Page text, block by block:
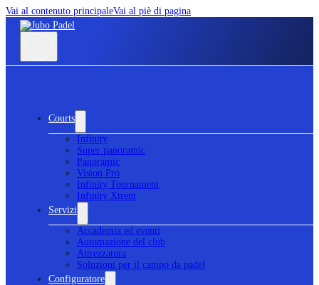
Vai al contenuto principaleVai al piè di pagina
Courts
Infinity
Super panoramic
Panoramic
Vision Pro
Infinity Tournament
Infinity Xtrem
Servizi
Accademia ed eventi
Automazione del club
Attrezzatura
Soluzioni per il campo da padel
Configuratore